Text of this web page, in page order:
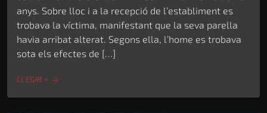
anys. Sobre lloc i a la recepció de l’establiment es
trobava la víctima, manifestant que la seva parella
havia arribat alterat. Segons ella, l’home es trobava
sota els efectes de […]
LLEGIR + arrow_forward